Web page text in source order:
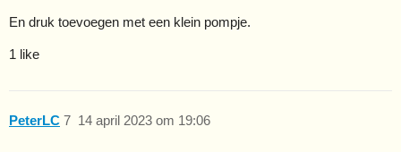
En druk toevoegen met een klein pompje.
1 like
PeterLC 14 april 2023 om 19:06
7